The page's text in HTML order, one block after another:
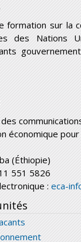
formation sur la
des Nations
économique pour
(Éthiopie)
551 5826
: eca-